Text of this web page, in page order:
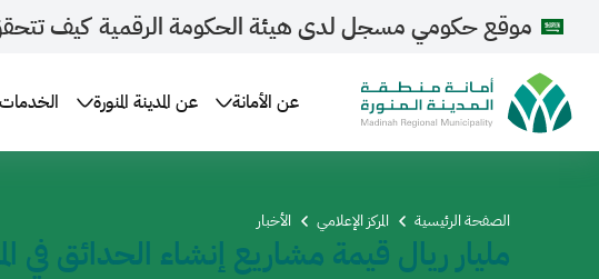
موقع حكومي مسجل لدى هيئة الحكومة الرقمية كيف
عن الأمانة عن المدينة المنورة الخدمات
الصفحة الرئيسية المركز الإعلامي الأخبار
مليار ريال قيمة مشاريع إنشاء الحدائق في